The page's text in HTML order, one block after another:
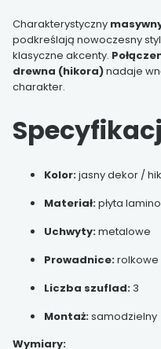
Charakterystyczny
podkreślają nowoczesny
klasyczne akcenty.
drewna (hikora)nadaje
charakter.
Kolor:jasny dekor /
Materiał:płyta
Uchwyty:metalowe
Prowadnice:rolkowe
Liczba szuflad: 3
Montaż:samodzielny
Wymiary: